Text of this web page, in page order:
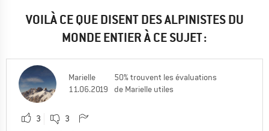
VOILÀ CE QUE DISENT DES ALPINISTES DU
MONDE ENTIER À CE SUJET :
Marielle
11.06.2019
50% trouvent les évaluations
de Marielle utiles
3 3